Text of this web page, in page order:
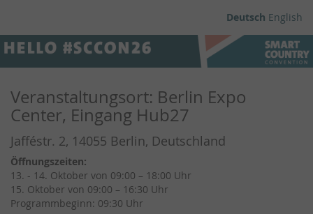
Inhalt
springen
Deutsch English
Smart
Country
Convention
2026
13.–
bis
15.
Oktober
2026
Veranstaltungsort: Berlin Expo
Center, Eingang Hub27
Jafféstr. 2, 14055 Berlin, Deutschland
Öffnungszeiten:
13. - 14. Oktober von 09:00 – 18:00 Uhr
15. Oktober von 09:00 – 16:30 Uhr
Programmbeginn: 09:30 Uhr